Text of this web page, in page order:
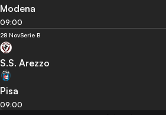
Modena
09:00
28 NovSerie B
S.S. Arezzo
Pisa
09:00